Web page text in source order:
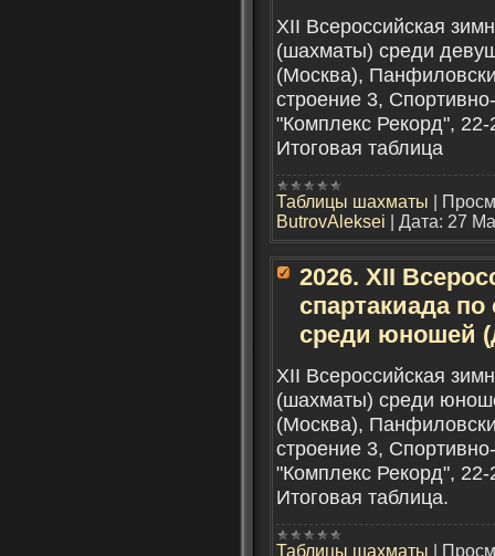
XII Всероссийская
(шахматы) среди
(Москва),
строение 3,
"Комплекс Рекорд", 22-
Итоговая таблица
Таблицы шахматы
ButrovAleksei
Дата: 27
2026. XII
спартакиада
среди юношей
XII Всероссийская
(шахматы) среди
(Москва),
строение 3,
"Комплекс Рекорд", 22-
Итоговая таблица.
Таблицы шахматы